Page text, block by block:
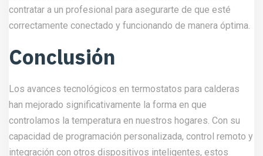
contratar a un profesional para asegurarte de que esté
correctamente conectado y funcionando de manera óptima.
Conclusión
Los avances tecnológicos en termostatos para calderas
han mejorado significativamente la forma en que
controlamos la temperatura en nuestros hogares. Con su
capacidad de programación personalizada, control remoto y
integración con otros dispositivos inteligentes, estos